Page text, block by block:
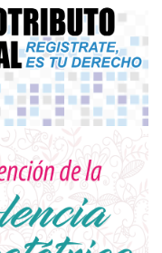
@hotmail.com